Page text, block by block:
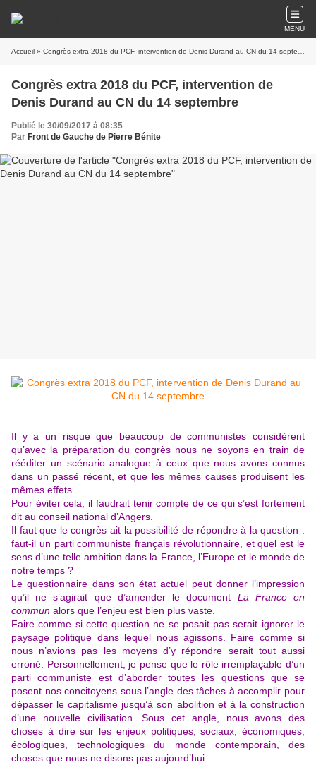
MENU
Accueil » Congrès extra 2018 du PCF, intervention de Denis Durand au CN du 14 septembre
Congrès extra 2018 du PCF, intervention de
Denis Durand au CN du 14 septembre
Publié le 30/09/2017 à 08:35
Par Front de Gauche de Pierre Bénite
Il y a un risque que beaucoup de communistes considèrent
qu’avec la préparation du congrès nous ne soyons en train de
rééditer un scénario analogue à ceux que nous avons connus
dans un passé récent, et que les mêmes causes produisent les
mêmes effets.
Pour éviter cela, il faudrait tenir compte de ce qui s’est fortement
dit au conseil national d’Angers.
Il faut que le congrès ait la possibilité de répondre à la question :
faut-il un parti communiste français révolutionnaire, et quel est le
sens d’une telle ambition dans la France, l’Europe et le monde de
notre temps ?
Le questionnaire dans son état actuel peut donner l’impression
qu’il ne s’agirait que d’amender le document La France en
commun alors que l’enjeu est bien plus vaste.
Faire comme si cette question ne se posait pas serait ignorer le
paysage politique dans lequel nous agissons. Faire comme si
nous n’avions pas les moyens d’y répondre serait tout aussi
erroné. Personnellement, je pense que le rôle irremplaçable d’un
parti communiste est d’aborder toutes les questions que se
posent nos concitoyens sous l’angle des tâches à accomplir pour
dépasser le capitalisme jusqu’à son abolition et à la construction
d’une nouvelle civilisation. Sous cet angle, nous avons des
choses à dire sur les enjeux politiques, sociaux, économiques,
écologiques, technologiques du monde contemporain, des
choses que nous ne disons pas aujourd’hui.